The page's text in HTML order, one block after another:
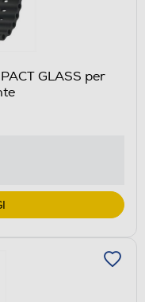
GLASS per